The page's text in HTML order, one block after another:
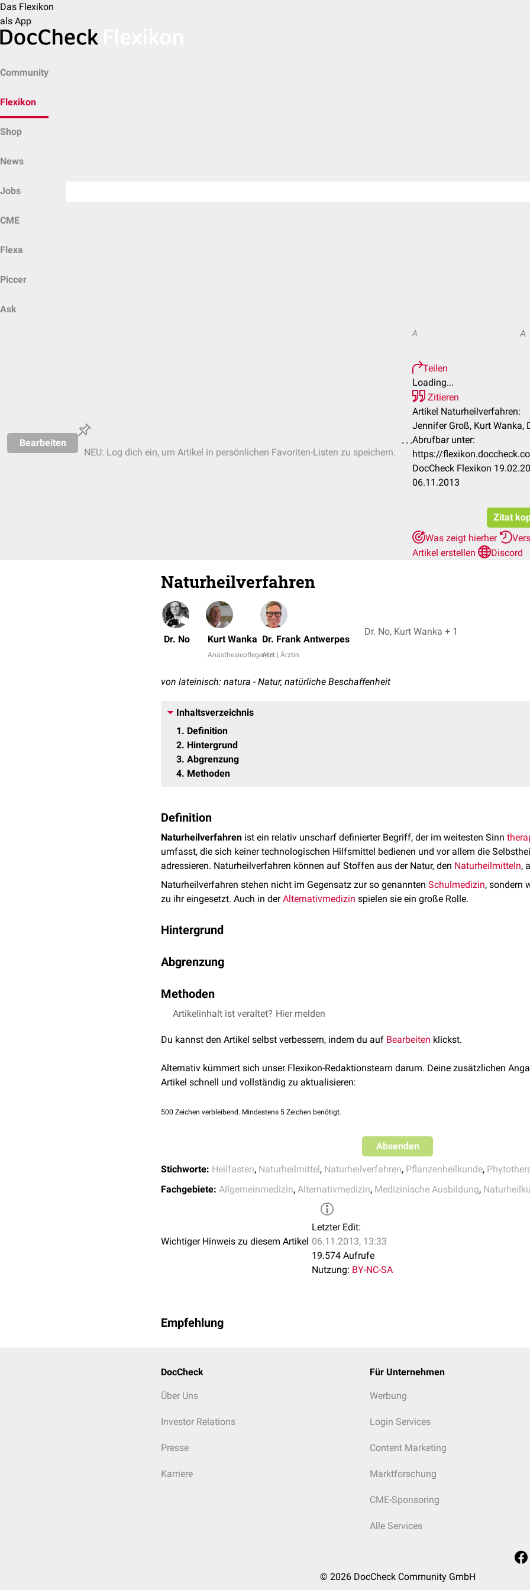
Das Flexikon
als App
Community
Flexikon
Shop
News
Jobs
CME
Flexa
Piccer
Ask
Bearbeiten
NEU: Log dich ein, um Artikel in persönlichen Favoriten-Listen zu speichern.
A A
Teilen
Loading...
Zitieren
Artikel Naturheilverfahren:
Jennifer Groß, Kurt Wanka,
Abrufbar unter:
https://
DocCheck Flexikon
06.11.2013
Zitat
Was zeigt hierher
Artikel erstellen
Discord
Naturheilverfahren
Dr. No Kurt Wanka
Anästhesiepfleger/in
Dr. Frank Antwerpes
Arzt | Ärztin
Dr. No, Kurt Wanka + 1
von lateinisch: natura - Natur, natürliche Beschaffenheit
Inhaltsverzeichnis
1
Definition
2 Hintergrund
3 Abgrenzung
4 Methoden
Definition
Naturheilverfahren ist ein relativ unscharf definierter Begriff, der im weitesten Sinn
umfasst, die sich keiner technologischen Hilfsmittel bedienen und vor allem die
adressieren. Naturheilverfahren können auf Stoffen aus der Natur, den Naturheilmitteln,
Naturheilverfahren stehen nicht im Gegensatz zur so genannten Schulmedizin, sondern
zu ihr eingesetzt. Auch in derAlternativmedizin spielen sie ein große Rolle.
Hintergrund
bewirkt, der Arzt war nur Behandler ("Medicus curat, natura sanat").
Abgrenzung
Alternativmedizin nicht ausschließlich Naturheilverfahren einsetzt, sondern vorwiegend
der so genannten Schulmedizinsind. Dazu können auch technische Verfahren gehören.
Methoden
Die Frage, welche Methoden den Naturheilverfahren zugeordnet werden können, ist nicht
Jahrhunderten in einer Kulturlandschaft lebt, die er aktiv verändert hat.
manuellen,sensorischen,alimentärenundpsychischenReizen arbeiten. Beispiele dafür
Atemtherapie
Phytotherapie
Ordnungstherapie(Therapien des vegetativen, emotionellen und psychischen
Balneotherapie
Colon-Hydro-Therapie
Artikelinhalt ist veraltet? Hier melden
Du kannst den Artikel selbst verbessern, indem du auf Bearbeiten klickst.
Alternativ kümmert sich unser Flexikon-Redaktionsteam darum. Deine zusätzlichen
Artikel schnell und vollständig zu aktualisieren:
500 Zeichen verbleibend. Mindestens 5 Zeichen benötigt.
Absenden
Stichworte: Heilfasten, Naturheilmittel, Naturheilverfahren, Pflanzenheilkunde,
Fachgebiete: Allgemeinmedizin, Alternativmedizin, Medizinische Ausbildung,
Wichtiger Hinweis zu diesem Artikel
Letzter Edit:
06.11.2013, 13:33
19.574 Aufrufe
Nutzung: BY-NC-SA
Empfehlung
DocCheck
Über Uns
Investor Relations
Presse
Karriere
Für Unternehmen
Werbung
Login Services
Content Marketing
Marktforschung
CME-Sponsoring
Alle Services
© 2026 DocCheck Community GmbH